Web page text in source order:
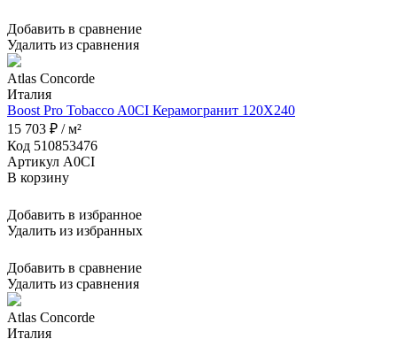
Добавить в сравнение
Удалить из сравнения
Atlas Concorde
Италия
Boost Pro Tobacco A0CI Керамогранит 120X240
15 703 ₽ / м²
Код 510853476
Артикул A0CI
В корзину
Добавить в избранное
Удалить из избранных
Добавить в сравнение
Удалить из сравнения
Atlas Concorde
Италия